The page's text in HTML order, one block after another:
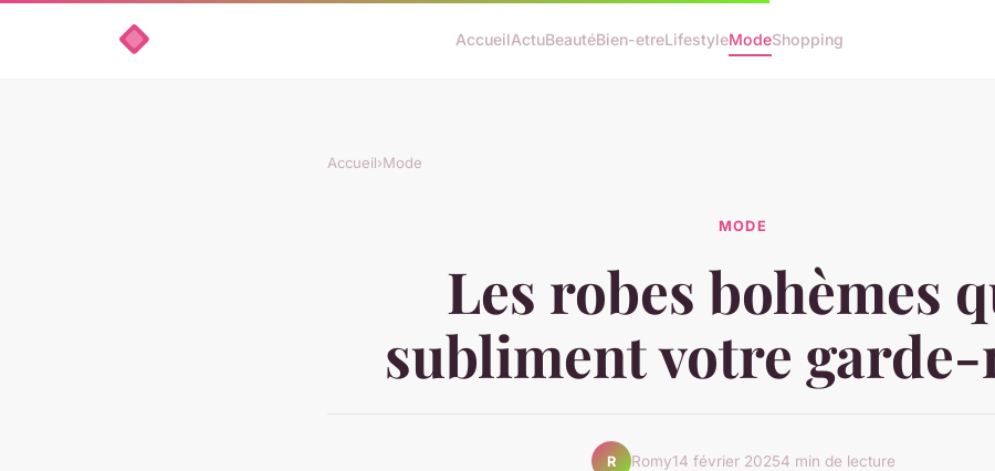
AccueilActuBeautéBien-etreLifestyleModeShopping
Accueil›Mode
MODE
Les robes bohèmes
subliment votre
R Romy14 février 20254 min de lecture